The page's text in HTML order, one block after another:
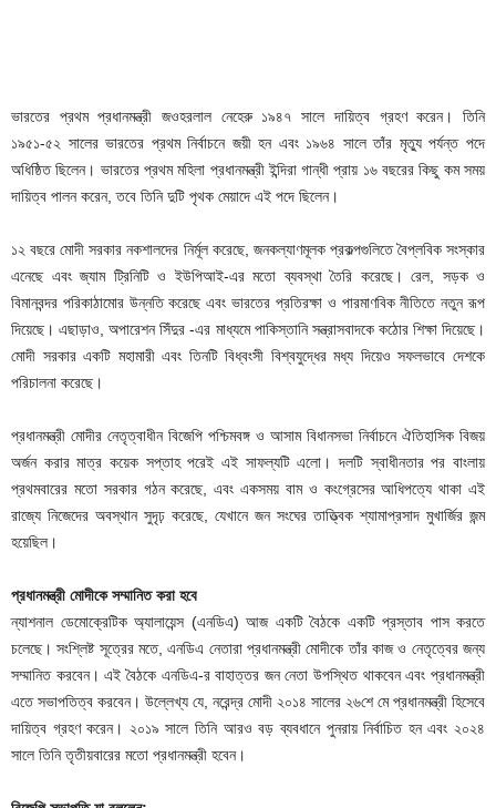
ভারতের প্রথম প্রধানমন্ত্রী জওহরলাল নেহেরু ১৯৪৭ সালে দায়িত্ব গ্রহণ করেন। তিনি
১৯৫১-৫২ সালের ভারতের প্রথম নির্বাচনে জয়ী হন এবং ১৯৬৪ সালে তাঁর মৃত্যু পর্যন্ত পদে
অধিষ্ঠিত ছিলেন। ভারতের প্রথম মহিলা প্রধানমন্ত্রী ইন্দিরা গান্ধী প্রায় ১৬ বছরের কিছু কম সময়
দায়িত্ব পালন করেন, তবে তিনি দুটি পৃথক মেয়াদে এই পদে ছিলেন।
১২ বছরে মোদী সরকার নকশালদের নির্মূল করেছে, জনকল্যাণমূলক প্রকল্পগুলিতে বৈপ্লবিক সংস্কার
এনেছে এবং জ্যাম ট্রিনিটি ও ইউপিআই-এর মতো ব্যবস্থা তৈরি করেছে। রেল, সড়ক ও
বিমানবন্দর পরিকাঠামোর উন্নতি করেছে এবং ভারতের প্রতিরক্ষা ও পারমাণবিক নীতিতে নতুন রূপ
দিয়েছে। এছাড়াও, অপারেশন সিঁদুর -এর মাধ্যমে পাকিস্তানি সন্ত্রাসবাদকে কঠোর শিক্ষা দিয়েছে।
মোদী সরকার একটি মহামারী এবং তিনটি বিধ্বংসী বিশ্বযুদ্ধের মধ্য দিয়েও সফলভাবে দেশকে
পরিচালনা করেছে।
প্রধানমন্ত্রী মোদীর নেতৃত্বাধীন বিজেপি পশ্চিমবঙ্গ ও আসাম বিধানসভা নির্বাচনে ঐতিহাসিক বিজয়
অর্জন করার মাত্র কয়েক সপ্তাহ পরেই এই সাফল্যটি এলো। দলটি স্বাধীনতার পর বাংলায়
প্রথমবারের মতো সরকার গঠন করেছে, এবং একসময় বাম ও কংগ্রেসের আধিপত্যে থাকা এই
রাজ্যে নিজেদের অবস্থান সুদৃঢ় করেছে, যেখানে জন সংঘের তাত্ত্বিক শ্যামাপ্রসাদ মুখার্জির জন্ম
হয়েছিল।
প্রধানমন্ত্রী মোদীকে সম্মানিত করা হবে
ন্যাশনাল ডেমোক্রেটিক অ্যালায়েন্স (এনডিএ) আজ একটি বৈঠকে একটি প্রস্তাব পাস করতে
চলেছে। সংশ্লিষ্ট সূত্রের মতে, এনডিএ নেতারা প্রধানমন্ত্রী মোদীকে তাঁর কাজ ও নেতৃত্বের জন্য
সম্মানিত করবেন। এই বৈঠকে এনডিএ-র বাহাত্তর জন নেতা উপস্থিত থাকবেন এবং প্রধানমন্ত্রী
এতে সভাপতিত্ব করবেন। উল্লেখ্য যে, নরেন্দ্র মোদী ২০১৪ সালের ২৬শে মে প্রধানমন্ত্রী হিসেবে
দায়িত্ব গ্রহণ করেন। ২০১৯ সালে তিনি আরও বড় ব্যবধানে পুনরায় নির্বাচিত হন এবং ২০২৪
সালে তিনি তৃতীয়বারের মতো প্রধানমন্ত্রী হবেন।